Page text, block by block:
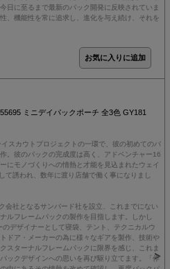
日に至るまで最新のパック開発に反映されていま
、機能性を常に追求し、進化を与え続け、それを
ミニデイパックポーチ 全3色 GY181
スカウトプロジェクトの一環で、彼の初めてのバ
。彼のパックの完成度は高く、アドベンチャー16
にモノづくりへの情熱と才能を見込まれたウェイ
誘われ、数年に渡り店舗で働く事になりまし
会社となるサンバード社を設立、これまでにない
ルフレームパックの製作を目指します。しかし
デザイナーとして寝袋、テント、テクニカルウ
ドア・メーカーの為に様々なギアを製作、技術や
スターナルフレームパックに限界を感じ、これま
ックデザインへの思いを再び駆り立てます。「作